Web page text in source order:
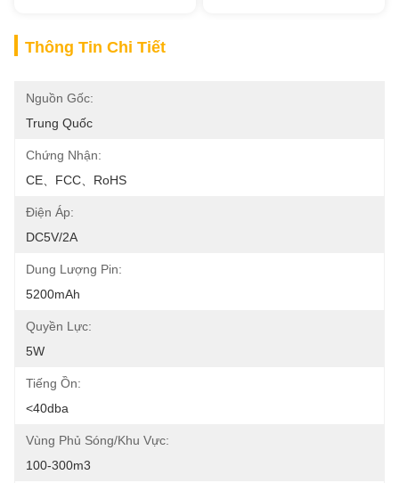
Thông Tin Chi Tiết
Nguồn Gốc:
Trung Quốc
Chứng Nhận:
CE、FCC、RoHS
Điện Áp:
DC5V/2A
Dung Lượng Pin:
5200mAh
Quyền Lực:
5W
Tiếng Ồn:
<40dba
Vùng Phủ Sóng/Khu Vực:
100-300m3